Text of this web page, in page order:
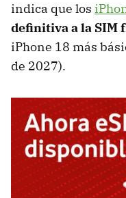
indica que los
definitiva a la SIM
iPhone 18 más
de 2027).